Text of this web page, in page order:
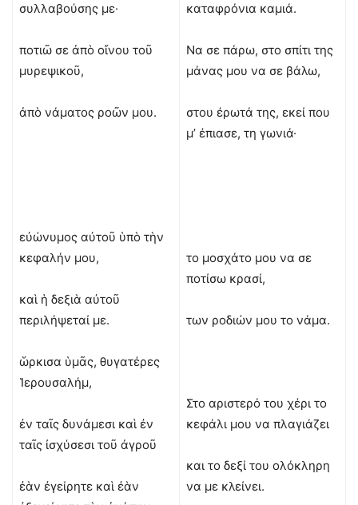
συλλαβούσης με·
ποτιῶ σε ἀπὸ οἴνου τοῦ
μυρεψικοῦ,
ἀπὸ νάματος ροῶν μου.
εὐώνυμος αὐτοῦ ὑπὸ τὴν
κεφαλήν μου,
καὶ ἡ δεξιὰ αὐτοῦ
περιλήψεταί με.
ὥρκισα ὑμᾶς, θυγατέρες
Ἱερουσαλήμ,
ἐν ταῖς δυνάμεσι καὶ ἐν
ταῖς ἰσχύσεσι τοῦ ἀγροῦ
ἐὰν ἐγείρητε καὶ ἐὰν
καταφρόνια καμιά.
Να σε πάρω, στο σπίτι της
μάνας μου να σε βάλω,
στου έρωτά της, εκεί που
μ’ έπιασε, τη γωνιά·
το μοσχάτο μου να σε
ποτίσω κρασί,
των ροδιών μου το νάμα.
Στο αριστερό του χέρι το
κεφάλι μου να πλαγιάζει
και το δεξί του ολόκληρη
να με κλείνει.